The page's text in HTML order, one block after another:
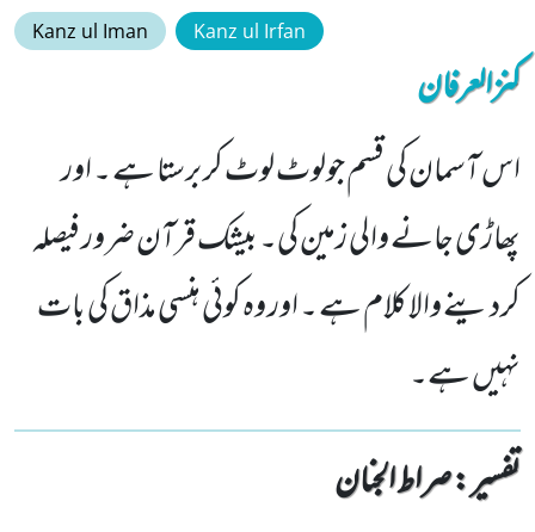
Kanz ul Iman Kanz ul Irfan
کنزالعرفان
اس آسمان کی قسم جولوٹ لوٹ کر برستا ہے ۔ اور
پھاڑی جانے والی زمین کی۔ بیشک قرآن ضرور فیصلہ
کردینے والا کلام ہے ۔ اور وہ کوئی ہنسی مذاق کی بات
نہیں ہے۔
تفسیر : ‎صراط الجنان